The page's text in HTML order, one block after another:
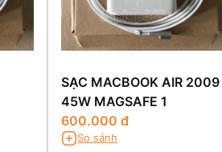
SẠC MACBOOK AIR 2009
45W MAGSAFE 1
600.000 đ
So sánh